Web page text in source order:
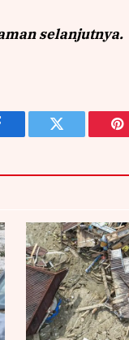
selanjutnya.
Twitter